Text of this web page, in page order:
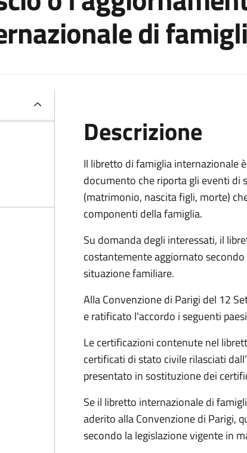
di
Descrizione
Il libretto di famiglia internazionale
documento che riporta gli eventi di
(matrimonio, nascita figli, morte)
componenti della famiglia.
Su domanda degli interessati, il
costantemente aggiornato
situazione familiare.
Alla Convenzione di Parigi del 12
e ratificato l'accordo i seguenti
Le certificazioni contenute nel
certificati di stato civile rilasciati
presentato in sostituzione dei
Se il libretto internazionale di
aderito alla Convenzione di Parigi,
secondo la legislazione vigente in